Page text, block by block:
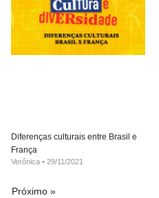
Diferenças culturais entre Brasil e
França
Verônica 29/11/2021
Próximo »